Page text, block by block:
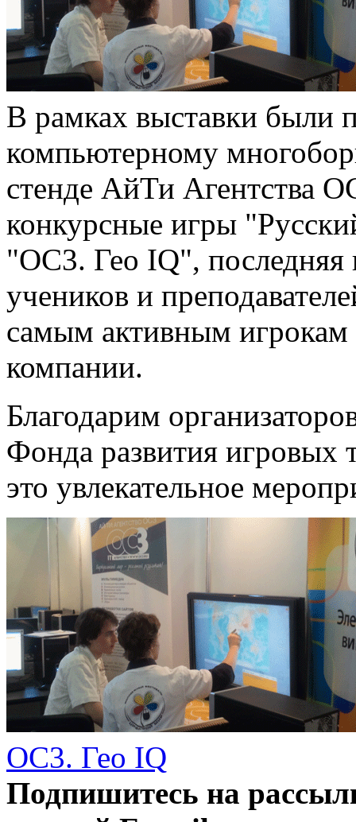
В рамках выставки были
компьютерному
стенде АйТи Агентства
конкурсные игры
"ОС3. Гео IQ", последняя
учеников и
самым активным
компании.
Благодарим
Фонда развития игровых
это увлекательное
ОС3. Гео IQ
Подпишитесь на